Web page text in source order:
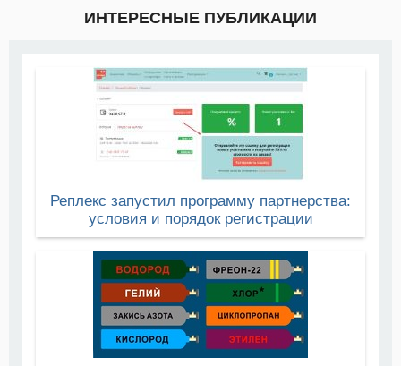
ИНТЕРЕСНЫЕ ПУБЛИКАЦИИ
Реплекс запустил программу партнерства:
условия и порядок регистрации